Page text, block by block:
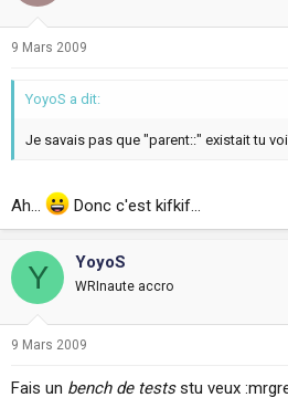
9 Mars 2009
YoyoS a dit:
Je savais pas que "parent::" existait tu
Ah... Donc c'est kifkif...
Y YoyoS
WRInaute accro
9 Mars 2009
Fais un bench de testsstu veux